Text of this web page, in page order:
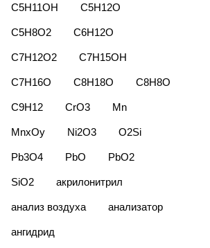
C5H11OH C5H12O
C5H8O2 C6H12O
C7H12O2 C7H15OH
C7H16O C8H18O C8H8O
C9H12 CrO3 Mn
MnxОy Ni2O3 O2Si
Pb3O4 PbO PbO2
SiO2 акрилонитрил
анализ воздуха анализатор
ангидрид